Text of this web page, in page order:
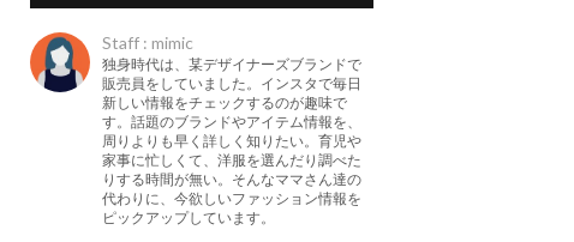
Staff : mimic
独身時代は、某デザイナーズブランドで
販売員をしていました。インスタで毎日
新しい情報をチェックするのが趣味で
す。話題のブランドやアイテム情報を、
周りよりも早く詳しく知りたい。育児や
家事に忙しくて、洋服を選んだり調べた
りする時間が無い。そんなママさん達の
代わりに、今欲しいファッション情報を
ピックアップしています。